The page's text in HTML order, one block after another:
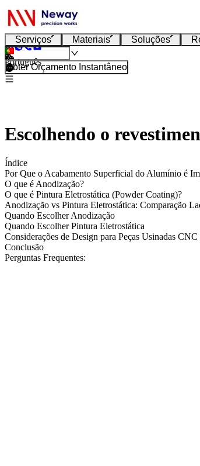
Serviços Materiais Soluções
Português
Obter Orçamento Instantâneo
Escolhendo o
Índice
Por Que o Acabamento Superficial do Alumínio é
O que é Anodização?
O que é Pintura Eletrostática (Powder Coating)?
Anodização vs Pintura Eletrostática: Comparação
Quando Escolher Anodização
Quando Escolher Pintura Eletrostática
Considerações de Design para Peças Usinadas CNC
Conclusão
Perguntas Frequentes: